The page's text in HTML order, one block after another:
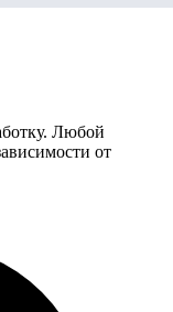
Любой
от